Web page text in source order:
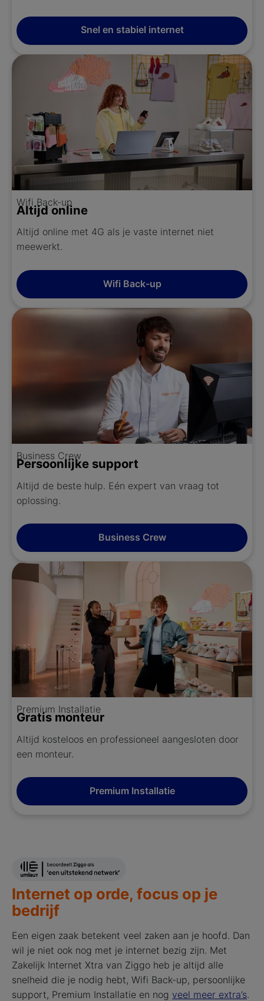
Snel en stabiel internet
Wifi Back-up
Altijd online
Altijd online met 4G als je vaste internet niet
meewerkt.
Wifi Back-up
Business Crew
Persoonlijke support
Altijd de beste hulp. Eén expert van vraag tot
oplossing.
Business Crew
Premium Installatie
Gratis monteur
Altijd kosteloos en professioneel aangesloten door
een monteur.
Premium Installatie
Internet op orde, focus op je
bedrijf
Een eigen zaak betekent veel zaken aan je hoofd. Dan
wil je niet ook nog met je internet bezig zijn. Met
Zakelijk Internet Xtra van Ziggo heb je altijd alle
snelheid die je nodig hebt, Wifi Back-up, persoonlijke
support, Premium Installatie en nog veel meer extra’s.